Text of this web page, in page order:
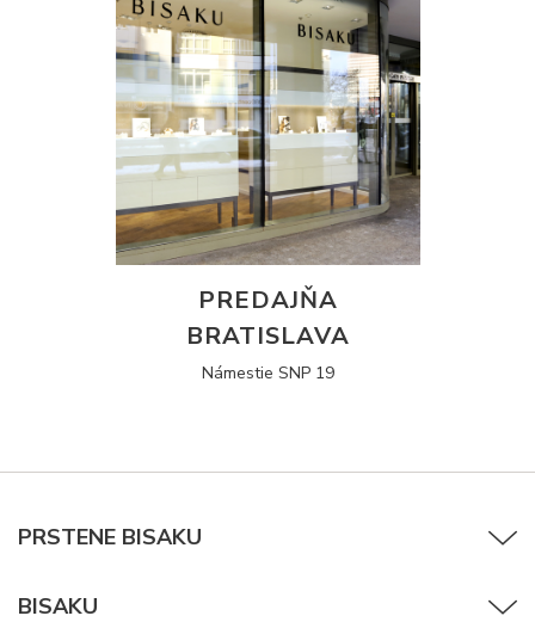
PREDAJŇA
BRATISLAVA
Námestie SNP 19
PRSTENE BISAKU
BISAKU